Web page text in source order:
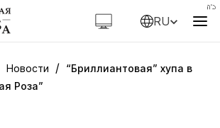
RU
Новости / “Бриллиантовая” хупа в
Роза”